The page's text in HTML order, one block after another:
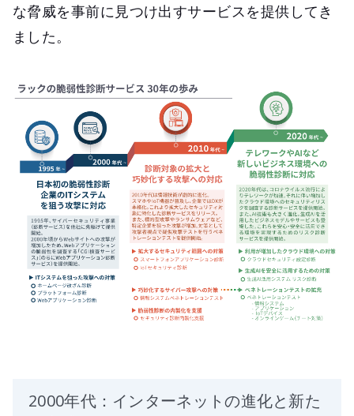
な脅威を事前に見つけ出すサービスを提供してき
ました。
2000年代：インターネットの進化と新た